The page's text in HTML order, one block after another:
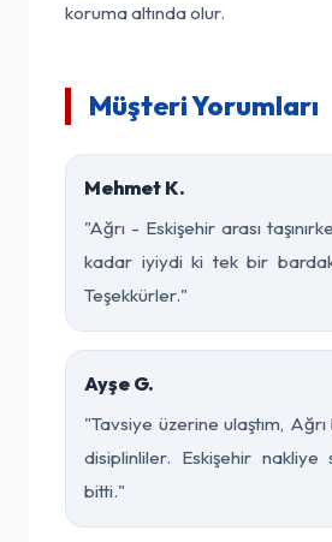
koruma altında olur.
Müşteri Yorumları
Mehmet K.
"Ağrı - Eskişehir arası
kadar iyiydi ki tek bir bardak
Teşekkürler."
Ayşe G.
"Tavsiye üzerine ulaştım,
disiplinliler. Eskişehir nakliye
bitti."